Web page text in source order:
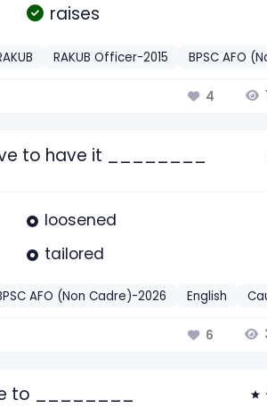
raises
RAKUB Officer-2015 BPSC AFO
4
to have it ________
loosened
tailored
AFO (Non Cadre)-2026 English
6
to ________